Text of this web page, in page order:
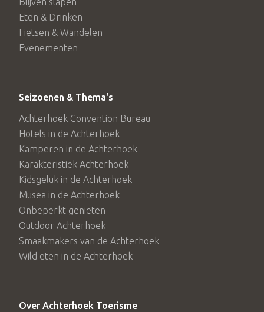
Eten & Drinken
Fietsen & Wandelen
Evenementen
Seizoenen & Thema's
Achterhoek Convention Bureau
Hotels in de Achterhoek
Kamperen in de Achterhoek
Karakteristiek Achterhoek
Kidsgeluk in de Achterhoek
Musea in de Achterhoek
Onbeperkt genieten
Outdoor Achterhoek
Smaakmakers van de Achterhoek
Wild eten in de Achterhoek
Over Achterhoek Toerisme